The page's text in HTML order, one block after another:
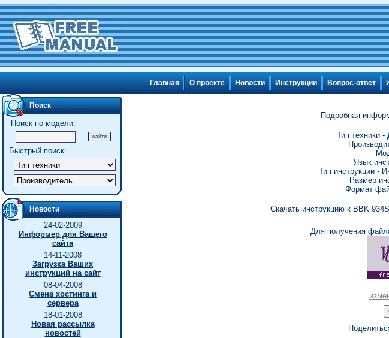
Главная О проекте Новости Инструкции Вопрос-ответ
Поиск
Поиск по модели:
Быстрый поиск:
Новости
24-02-2009
Информер для Вашего
сайта
14-11-2008
Загрузка Ваших
инструкций на сайт
08-04-2008
Смена хостинга и
сервера
18-01-2008
Новая рассылка
новостей
Подробная
Тип техники
Язык
Тип инструкции -
Размер
Формат
Скачать инструкцию к BBK
Для получения